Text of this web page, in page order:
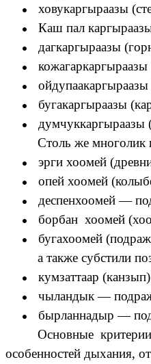
ховукаргыраазы
Каш пал
дагкаргыраазы
бугакаргыраазы
думчуккаргыраазы
Столь же многолик
эрги хоомей
опей хоомей
деспенхоомей —
борбан хоомей
бугахоомей
а также субстили
кумзаттаар
чыландык —
бырланнадыр —
Основные
особенностей дыхания,